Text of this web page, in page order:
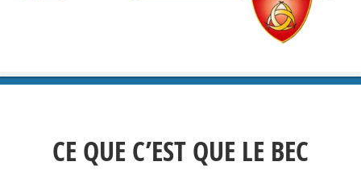
CE QUE C’EST QUE LE BEC